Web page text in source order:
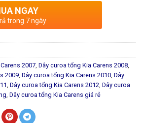
NGAY
trong 7 ngày
2007 Dây curoa tổng Kia Carens 2008
2009 Dây curoa tổng Kia Carens 2010 Dây
Dây curoa tổng Kia Carens 2012 Dây curoa
Dây curoa tổng Kia Carens giá rẻ